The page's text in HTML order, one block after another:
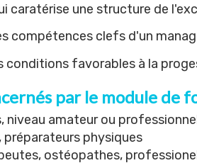
caratérise une structure de
compétences clefs d'un
conditions favorables à la
par le module de
niveau amateur ou
préparateurs physiques
ostéopathes,